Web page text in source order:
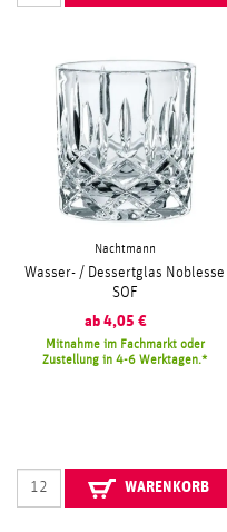
Nachtmann
Wasser- / Dessertglas Noblesse
SOF
ab 4,05 €
Mitnahme im Fachmarkt oder
Zustellung in 4-6 Werktagen.
WARENKORB